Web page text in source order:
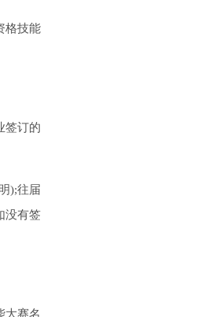
格技能
签订的
);往届
没有签
大赛名